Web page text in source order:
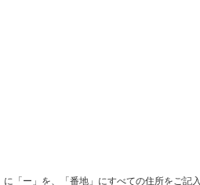
「ー」を、「番地」にすべての住所をご記入